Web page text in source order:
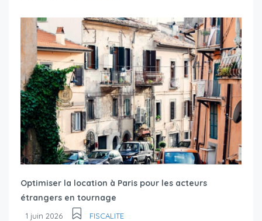
Optimiser la location à Paris pour les acteurs
étrangers en tournage
1 juin 2026
FISCALITE